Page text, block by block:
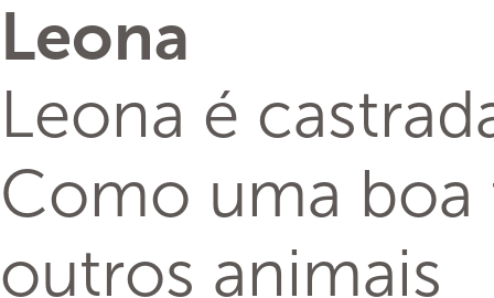
Leona
Leona é
Como uma
outros animais